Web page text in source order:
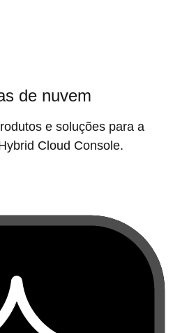
de nuvem
e soluções para a
Cloud Console.